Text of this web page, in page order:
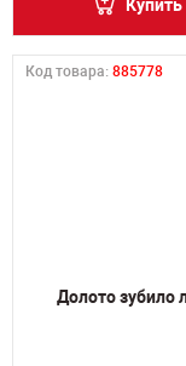
Купить
Код товара: 885778
Долото зубило